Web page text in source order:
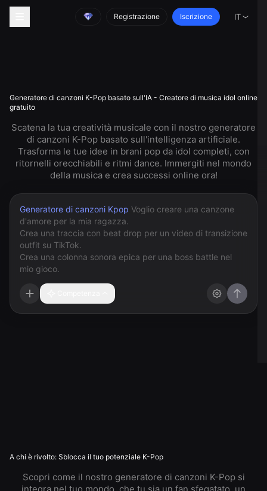
Registrazione Iscrizione IT
Generatore di canzoni K-Pop basato sull'IA - Creatore di musica idol online
gratuito
Scatena la tua creatività musicale con il nostro generatore
di canzoni K-Pop basato sull'intelligenza artificiale.
Trasforma le tue idee in brani pop da idol completi, con
ritornelli orecchiabili e ritmi dance. Immergiti nel mondo
della musica e crea successi online ora!
Generatore di canzoni Kpop
A chi è rivolto: Sblocca il tuo potenziale K-Pop
Scopri come il nostro generatore di canzoni K-Pop si